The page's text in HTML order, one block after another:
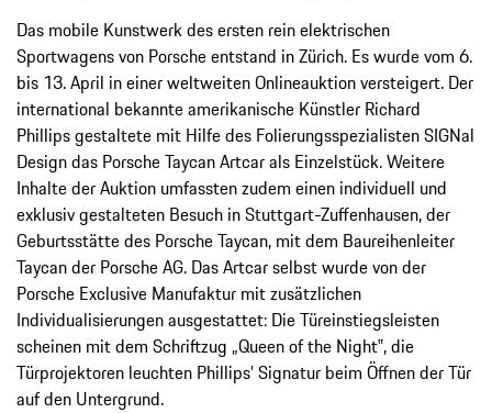
Das mobile Kunstwerk des ersten rein elektrischen
Sportwagens von Porsche entstand in Zürich. Es wurde vom 6.
bis 13. April in einer weltweiten Onlineauktion versteigert. Der
international bekannte amerikanische Künstler Richard
Phillips gestaltete mit Hilfe des Folierungsspezialisten SIGNal
Design das Porsche Taycan Artcar als Einzelstück. Weitere
Inhalte der Auktion umfassten zudem einen individuell und
exklusiv gestalteten Besuch in Stuttgart-Zuffenhausen, der
Geburtsstätte des Porsche Taycan, mit dem Baureihenleiter
Taycan der Porsche AG. Das Artcar selbst wurde von der
Porsche Exclusive Manufaktur mit zusätzlichen
Individualisierungen ausgestattet: Die Türeinstiegsleisten
scheinen mit dem Schriftzug „Queen of the Night‟, die
Türprojektoren leuchten Phillips’ Signatur beim Öffnen der Tür
auf den Untergrund.